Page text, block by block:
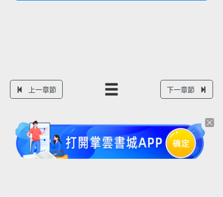
上一章節 下一章節